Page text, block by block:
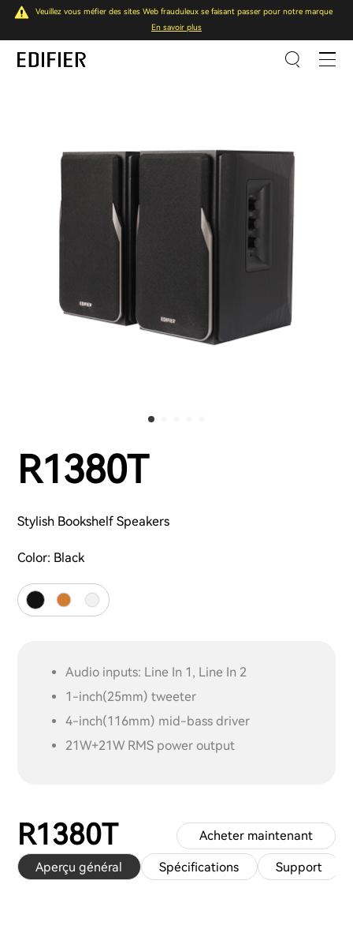
Veuillez vous méfier des sites Web frauduleux se faisant passer pour notre marque
En savoir plus
R1380T
Stylish Bookshelf Speakers
Color: Black
Audio inputs: Line In 1, Line In 2
1-inch(25mm) tweeter
4-inch(116mm) mid-bass driver
21W+21W RMS power output
R1380T
Aperçu général Spécifications Support
Acheter maintenant